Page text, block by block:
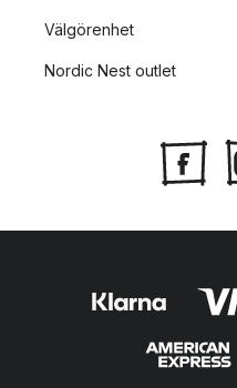
Välgörenhet
Nordic Nest outlet